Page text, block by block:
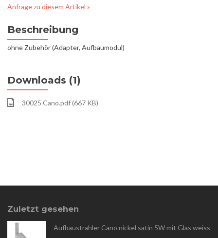
Anfrage zu diesem Artikel »
Beschreibung
ohne Zubehör (Adapter, Aufbaumodul)
Downloads (1)
30025 Cano.pdf (667 KB)
Zuletzt gesehen
Aufbaustrahler Cano nickel satin 5W mit Glas weiss